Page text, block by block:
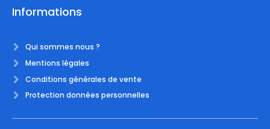
Informations
Qui sommes nous ?
Mentions légales
Conditions générales de vente
Protection données personnelles